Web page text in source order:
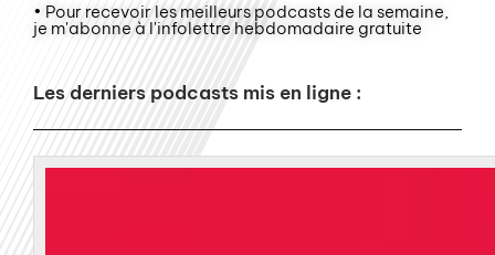
• Pour recevoir les meilleurs podcasts de la semaine,
je m'abonne à l'infolettre hebdomadaire gratuite
Les derniers podcasts mis en ligne :